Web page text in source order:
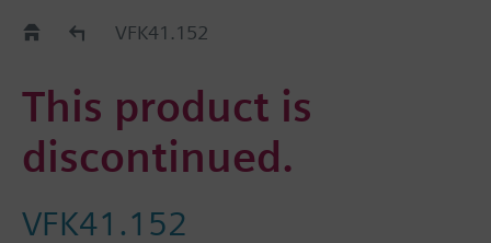
Old2NewVFK41.152
This product is
discontinued.
VFK41.152